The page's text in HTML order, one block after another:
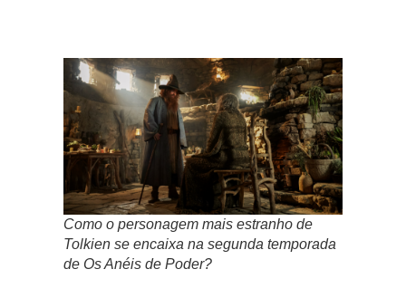
Como o personagem mais estranho de
Tolkien se encaixa na segunda temporada
de Os Anéis de Poder?